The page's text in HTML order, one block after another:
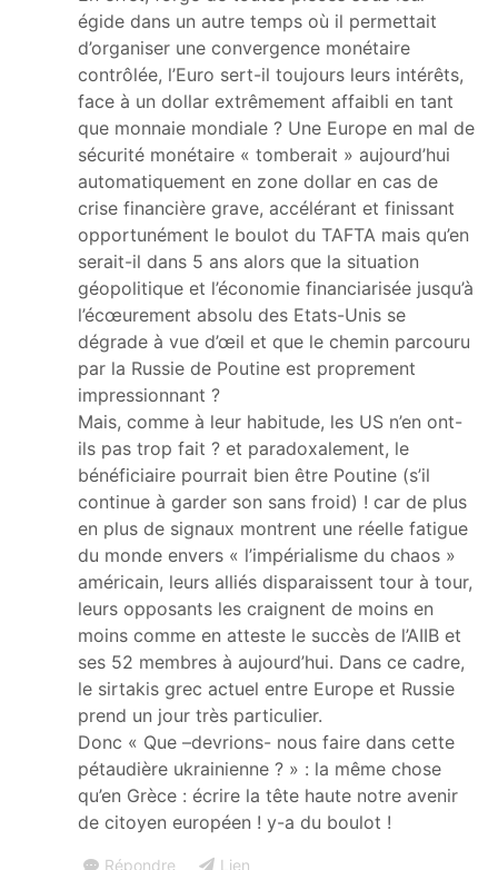
égide dans un autre temps où il permettait
d’organiser une convergence monétaire
contrôlée, l’Euro sert-il toujours leurs intérêts,
face à un dollar extrêmement affaibli en tant
que monnaie mondiale ? Une Europe en mal de
sécurité monétaire « tomberait » aujourd’hui
automatiquement en zone dollar en cas de
crise financière grave, accélérant et finissant
opportunément le boulot du TAFTA mais qu’en
serait-il dans 5 ans alors que la situation
géopolitique et l’économie financiarisée jusqu’à
l’écœurement absolu des Etats-Unis se
dégrade à vue d’œil et que le chemin parcouru
par la Russie de Poutine est proprement
impressionnant ?
Mais, comme à leur habitude, les US n’en ont-
ils pas trop fait ? et paradoxalement, le
bénéficiaire pourrait bien être Poutine (s’il
continue à garder son sans froid) ! car de plus
en plus de signaux montrent une réelle fatigue
du monde envers « l’impérialisme du chaos »
américain, leurs alliés disparaissent tour à tour,
leurs opposants les craignent de moins en
moins comme en atteste le succès de l’AIIB et
ses 52 membres à aujourd’hui. Dans ce cadre,
le sirtakis grec actuel entre Europe et Russie
prend un jour très particulier.
Donc « Que –devrions- nous faire dans cette
pétaudière ukrainienne ? » : la même chose
qu’en Grèce : écrire la tête haute notre avenir
de citoyen européen ! y-a du boulot !
Répondre Lien